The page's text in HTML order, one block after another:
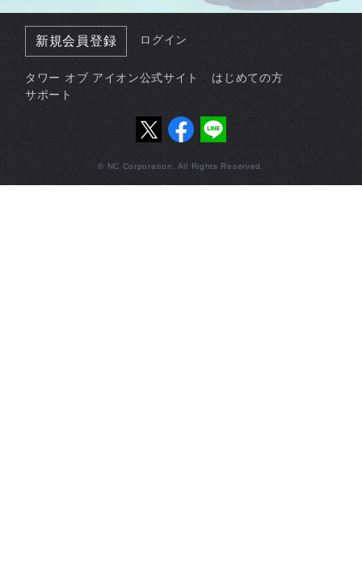
新規会員登録 ログイン
タワー オブ アイオン公式サイト
はじめての方
サポート
© NC Corporation. All Rights Reserved.